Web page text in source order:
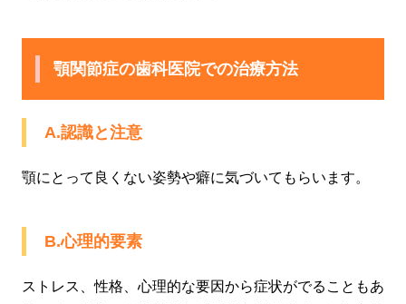
顎関節症の歯科医院での治療方法
A.認識と注意
顎にとって良くない姿勢や癖に気づいてもらいます。
B.心理的要素
ストレス、性格、心理的な要因から症状がでることもあ